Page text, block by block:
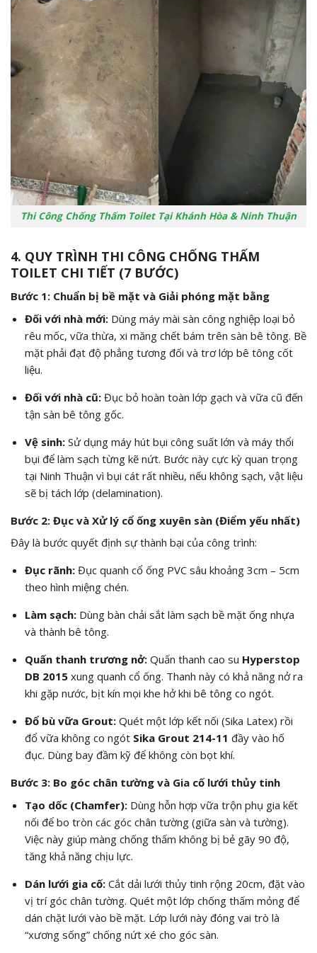
Thi Công Chống Thấm Toilet Tại Khánh Hòa & Ninh Thuận
4. QUY TRÌNH THI CÔNG CHỐNG THẤM
TOILET CHI TIẾT (7 BƯỚC)
Bước 1: Chuẩn bị bề mặt và Giải phóng mặt bằng
Đối với nhà mới:Dùng máy mài sàn công nghiệp loại bỏ
rêu mốc, vữa thừa, xi măng chết bám trên sàn bê tông. Bề
mặt phải đạt độ phẳng tương đối và trơ lớp bê tông cốt
liệu.
Đối với nhà cũ:Đục bỏ hoàn toàn lớp gạch và vữa cũ đến
tận sàn bê tông gốc.
Vệ sinh:Sử dụng máy hút bụi công suất lớn và máy thổi
bụi để làm sạch từng kẽ nứt. Bước này cực kỳ quan trọng
tại Ninh Thuận vì bụi cát rất nhiều, nếu không sạch, vật liệu
sẽ bị tách lớp (delamination).
Bước 2: Đục và Xử lý cổ ống xuyên sàn (Điểm yếu nhất)
Đây là bước quyết định sự thành bại của công trình:
Đục rãnh:Đục quanh cổ ống PVC sâu khoảng 3cm – 5cm
theo hình miệng chén.
Làm sạch:Dùng bàn chải sắt làm sạch bề mặt ống nhựa
và thành bê tông.
Quấn thanh trương nở:Quấn thanh cao su Hyperstop
DB 2015xung quanh cổ ống. Thanh này có khả năng nở ra
khi gặp nước, bịt kín mọi khe hở khi bê tông co ngót.
Đổ bù vữa Grout:Quét một lớp kết nối (Sika Latex) rồi
đổ vữa không co ngót Sika Grout 214-11 đầy vào hố
đục. Dùng bay đầm kỹ để không còn bọt khí.
Bước 3: Bo góc chân tường và Gia cố lưới thủy tinh
Tạo dốc (Chamfer):Dùng hỗn hợp vữa trộn phụ gia kết
nối để bo tròn các góc chân tường (giữa sàn và tường).
Việc này giúp màng chống thấm không bị bẻ gãy 90 độ,
tăng khả năng chịu lực.
Dán lưới gia cố:Cắt dải lưới thủy tinh rộng 20cm, đặt vào
vị trí góc chân tường. Quét một lớp chống thấm mỏng để
dán chặt lưới vào bề mặt. Lớp lưới này đóng vai trò là
“xương sống” chống nứt xé cho góc sàn.